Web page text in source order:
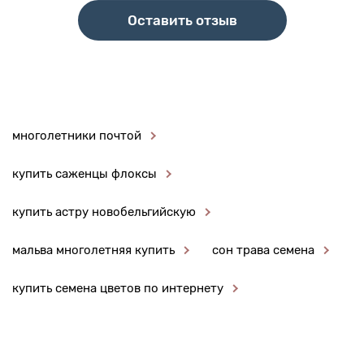
Оставить отзыв
многолетники почтой
купить саженцы флоксы
купить астру новобельгийскую
мальва многолетняя купить сон трава семена
купить семена цветов по интернету